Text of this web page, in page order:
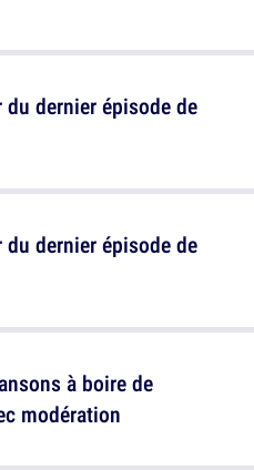
dernier épisode de
à boire de
modération
dernier épisode de